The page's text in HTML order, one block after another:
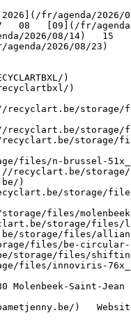
08   [09](/fr/
2026/08/14)   15
2026/08/23)
)
storage/
storage/
storage/files/
n-brussel-
storage/
)
storage/files/
files/molenbeek-
storage/files/
files/allianz-
be-circular-
files/shifting-
innoviris-